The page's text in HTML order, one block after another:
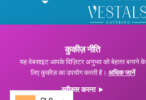
गोपनीयता नीति
कुकीज़ नीति
यह वेबसाइट आपके विज़िटर अनुभव को बेहतर बनाने के
लिए कुकीज़ का उपयोग करती है। अधिक जानें
स्वीकार करना